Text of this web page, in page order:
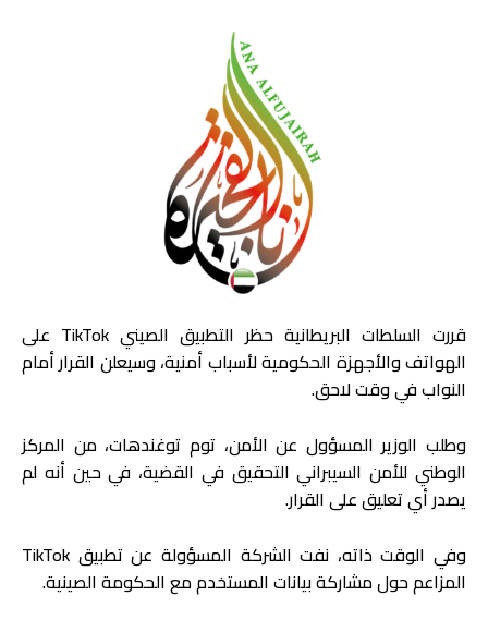
قررت السلطات البريطانية حظر التطبيق الصيني TikTok على
الهواتف والأجهزة الحكومية لأسباب أمنية، وسيعلن القرار أمام
النواب في وقت لاحق.
وطلب الوزير المسؤول عن الأمن، توم توغندهات، من المركز
الوطني للأمن السيبراني التحقيق في القضية، في حين أنه لم
يصدر أي تعليق على القرار.
وفي الوقت ذاته، نفت الشركة المسؤولة عن تطبيق TikTok
المزاعم حول مشاركة بيانات المستخدم مع الحكومة الصينية.